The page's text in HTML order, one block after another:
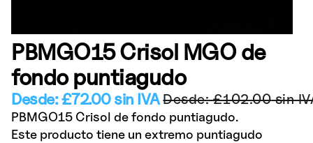
PBMGO15 Crisol MGO de
fondo puntiagudo
Desde:£102.00sin
Desde:£72.00sin IVA
PBMGO15 Crisol de fondo puntiagudo.
Este producto tiene un extremo puntiagudo